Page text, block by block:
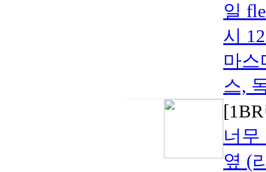
일
시
마스
스,
너무
옆 (